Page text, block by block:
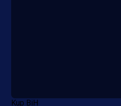
Kup BiH